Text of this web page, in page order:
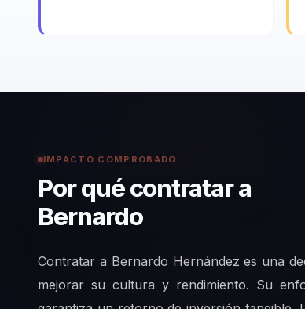
IMPACTO COMPROBADO
Por qué contratar a
Bernardo
Contratar a Bernardo Hernández es una
mejorar su cultura y rendimiento. Su